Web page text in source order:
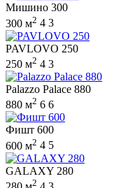
Мишино 300
300 м2 4 3
PAVLOVO 250
250 м2 4 3
Palazzo Palace 880
880 м2 6 6
Фишт 600
600 м2 4 5
GALAXY 280
2